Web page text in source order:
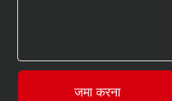
जमा करना